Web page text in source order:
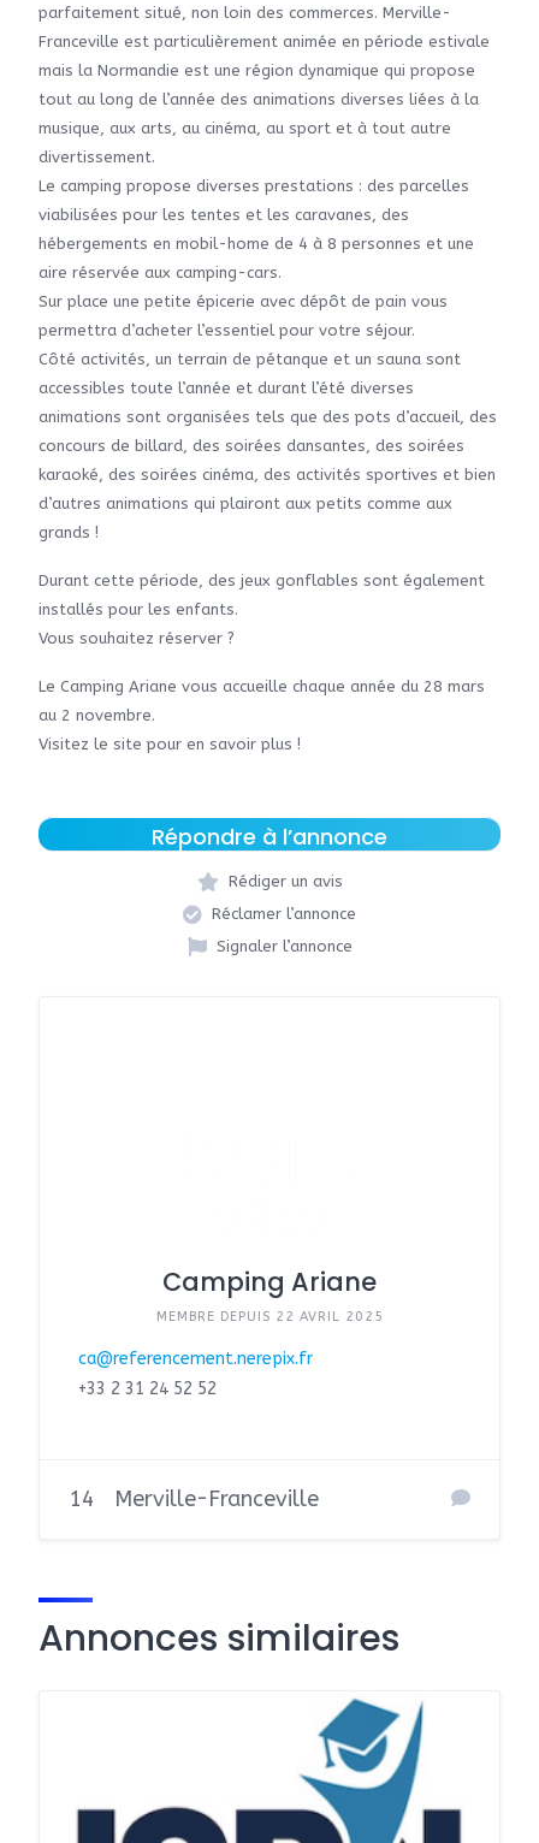
parfaitement situé, non loin des commerces. Merville-
Franceville est particulièrement animée en période estivale
mais la Normandie est une région dynamique qui propose
tout au long de l’année des animations diverses liées à la
musique, aux arts, au cinéma, au sport et à tout autre
divertissement.
Le camping propose diverses prestations : des parcelles
viabilisées pour les tentes et les caravanes, des
hébergements en mobil-home de 4 à 8 personnes et une
aire réservée aux camping-cars.
Sur place une petite épicerie avec dépôt de pain vous
permettra d’acheter l’essentiel pour votre séjour.
Côté activités, un terrain de pétanque et un sauna sont
accessibles toute l’année et durant l’été diverses
animations sont organisées tels que des pots d’accueil, des
concours de billard, des soirées dansantes, des soirées
karaoké, des soirées cinéma, des activités sportives et bien
d’autres animations qui plairont aux petits comme aux
grands !
Durant cette période, des jeux gonflables sont également
installés pour les enfants.
Vous souhaitez réserver ?
Le Camping Ariane vous accueille chaque année du 28 mars
au 2 novembre.
Visitez le site pour en savoir plus !
Répondre à l’annonce
Rédiger un avis
Réclamer l’annonce
Signaler l’annonce
Camping Ariane
MEMBRE DEPUIS 22 AVRIL 2025
ca@referencement.nerepix.fr
+33 2 31 24 52 52
14 Merville-Franceville
Annonces similaires